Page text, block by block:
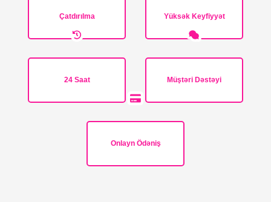
Çatdırılma Yüksək Keyfiyyət
24 Saat Müştəri Dəstəyi
Onlayn Ödəniş